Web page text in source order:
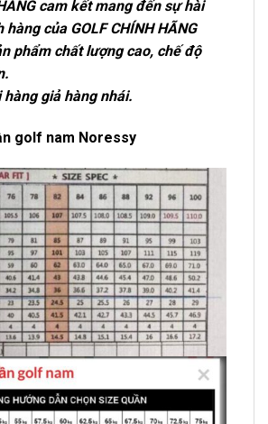
cam kết mang đến sự hài
của GOLF CHÍNH HÃNG
phẩm chất lượng cao, chế độ
hàng giả hàng nhái.
golf nam Noressy